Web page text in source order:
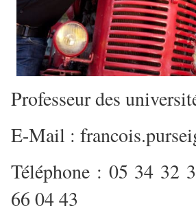
Professeur des
E-Mail :
Téléphone : 05 34 32
66 04 43